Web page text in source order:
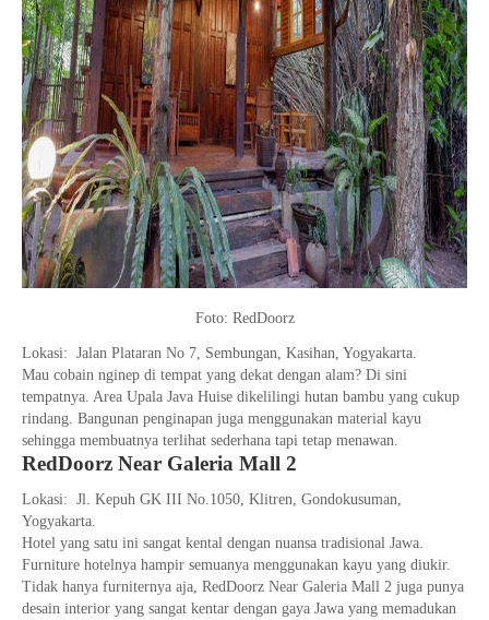
Foto: RedDoorz
Lokasi: Jalan Plataran No 7, Sembungan, Kasihan, Yogyakarta.
Mau cobain nginep di tempat yang dekat dengan alam? Di sini
tempatnya. Area Upala Java Huise dikelilingi hutan bambu yang cukup
rindang. Bangunan penginapan juga menggunakan material kayu
sehingga membuatnya terlihat sederhana tapi tetap menawan.
RedDoorz Near Galeria Mall 2
Lokasi: Jl. Kepuh GK III No.1050, Klitren, Gondokusuman,
Yogyakarta.
Hotel yang satu ini sangat kental dengan nuansa tradisional Jawa.
Furniture hotelnya hampir semuanya menggunakan kayu yang diukir.
Tidak hanya furniternya aja, RedDoorz Near Galeria Mall 2 juga punya
desain interior yang sangat kentar dengan gaya Jawa yang memadukan